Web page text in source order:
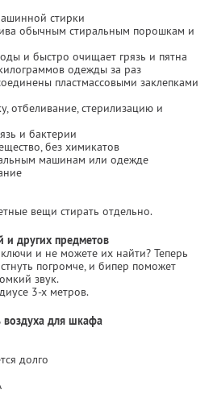
стирки
обычным стиральным порошкам и
и быстро очищает грязь и пятна
одежды за раз
пластмассовыми заклепками
отбеливание, стерилизацию и
и бактерии
без химикатов
машинам или одежде
вещи стирать отдельно.
и других предметов
и не можете их найти? Теперь
погромче, и бипер поможет
звук.
3-х метров.
воздуха для шкафа
долго